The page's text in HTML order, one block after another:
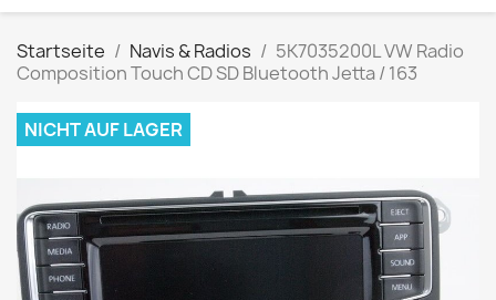
Startseite Navis & Radios
5K7035200L VW Radio
Composition Touch CD SD Bluetooth Jetta / 163
NICHT AUF LAGER